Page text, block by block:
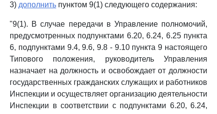
3) дополнить пунктом 9(1) следующего содержания:
"9(1). В случае передачи в Управление полномочий,
предусмотренных подпунктами 6.20, 6.24, 6.25 пункта
6, подпунктами 9.4, 9.6, 9.8 - 9.10 пункта 9 настоящего
Типового положения, руководитель Управления
назначает на должность и освобождает от должности
государственных гражданских служащих и работников
Инспекции и осуществляет организацию деятельности
Инспекции в соответствии с подпунктами 6.20, 6.24,